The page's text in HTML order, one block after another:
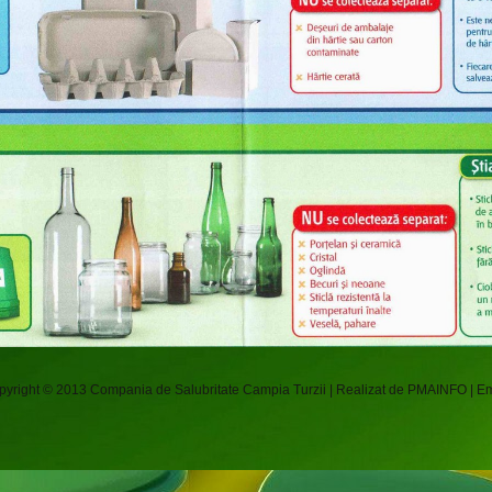
© 2013 Compania de Salubritate Campia Turzii | Realizat de PMAINFO